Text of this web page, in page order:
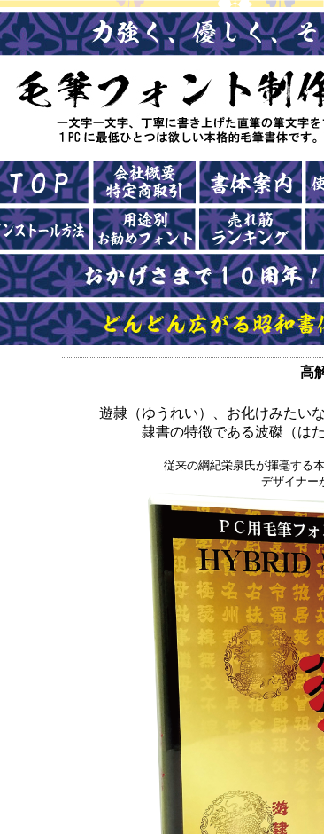
高
遊隷（ゆうれい）、お化けみたい
隷書の特徴である波磔（は
従来の綱紀栄泉氏が揮毫する
デザイナーが自由な